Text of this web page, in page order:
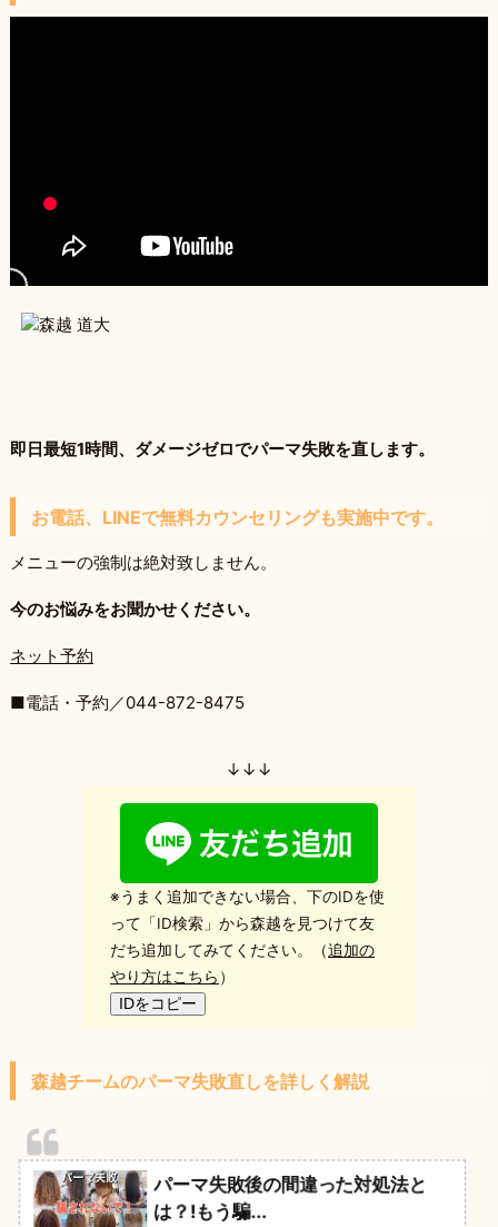
即日最短1時間、ダメージゼロでパーマ失敗を直します。
お電話、LINEで無料カウンセリングも実施中です。
メニューの強制は絶対致しません。
今のお悩みをお聞かせください。
ネット予約
■電話・予約／044-872-8475
↓↓↓
※うまく追加できない場合、下のIDを使
って「ID検索」から森越を見つけて友
だち追加してみてください。（追加の
やり方はこちら ）
IDをコピー
森越チームのパーマ失敗直しを詳しく解説
パーマ失敗後の間違った対処法と
は？!もう騙...